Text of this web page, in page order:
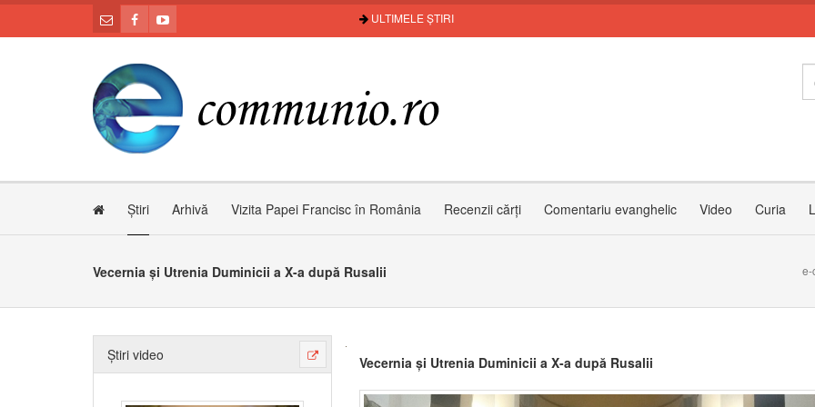
ULTIMELE ȘTIRI
Știri Arhivă Vizita Papei Francisc în România Recenzii cărți Comentariu evanghelic Video Curia
Vecernia și Utrenia Duminicii a X-a după Rusalii e-
Știri video Vecernia și Utrenia Duminicii a X-a după Rusalii